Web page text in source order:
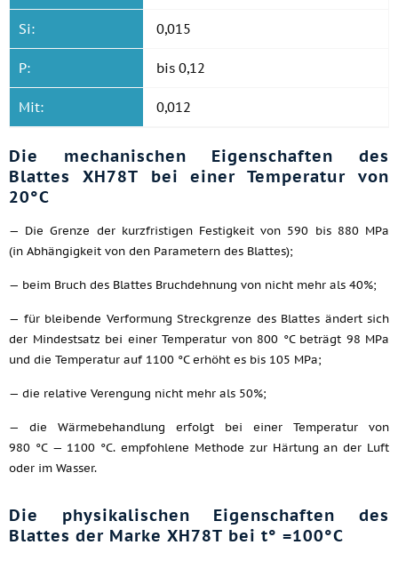
Si: 0,015
P: bis 0,12
Mit: 0,012
Die mechanischen Eigenschaften des
Blattes ХН78Т bei einer Temperatur von
20°C
— Die Grenze der kurzfristigen Festigkeit von 590 bis 880 MPa
(in Abhängigkeit von den Parametern des Blattes);
— beim Bruch des Blattes Bruchdehnung von nicht mehr als 40%;
— für bleibende Verformung Streckgrenze des Blattes ändert sich
der Mindestsatz bei einer Temperatur von 800 °C beträgt 98 MPa
und die Temperatur auf 1100 °C erhöht es bis 105 MPa;
— die relative Verengung nicht mehr als 50%;
— die Wärmebehandlung erfolgt bei einer Temperatur von
980 °C — 1100 °C. empfohlene Methode zur Härtung an der Luft
oder im Wasser.
Die physikalischen Eigenschaften des
Blattes der Marke ХН78Т bei t° =100°C